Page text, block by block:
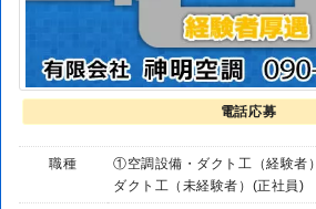
電話応募
職種
①空調設備・ダクト工（経験者
ダクト工（未経験者）(正社員)